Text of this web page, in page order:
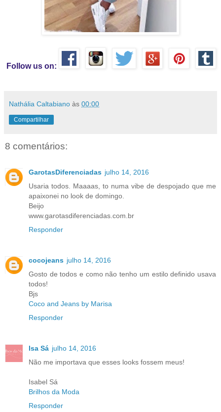
Follow us on:
Nathália Caltabiano às 00:00
Compartilhar
8 comentários:
GarotasDiferenciadas julho 14, 2016
Usaria todos. Maaaas, to numa vibe de despojado que me
apaixonei no look de domingo.
Beijo
www.garotasdiferenciadas.com.br
Responder
cocojeans julho 14, 2016
Gosto de todos e como não tenho um estilo definido usava
todos!
Bjs
Coco and Jeans by Marisa
Responder
Isa Sá julho 14, 2016
Não me importava que esses looks fossem meus!
Isabel Sá
Brilhos da Moda
Responder